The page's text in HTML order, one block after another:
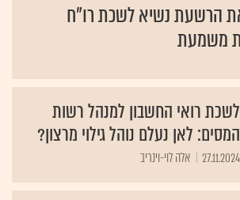
הרשעת נשיא לשכת רו"ח
משמעת
לשכת רואי החשבון למנהל רשות
המסים: לאן נעלם נוהל גילוי מרצון?
27.11.2024 אלה לוי-וינריב